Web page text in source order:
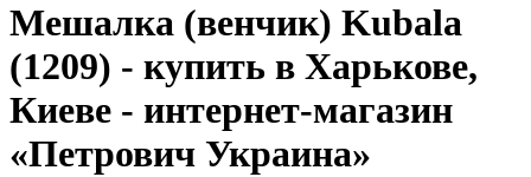
Мешалка (венчик) Kubala
(1209) - купить в Харькове,
Киеве - интернет-магазин
«Петрович Украина»